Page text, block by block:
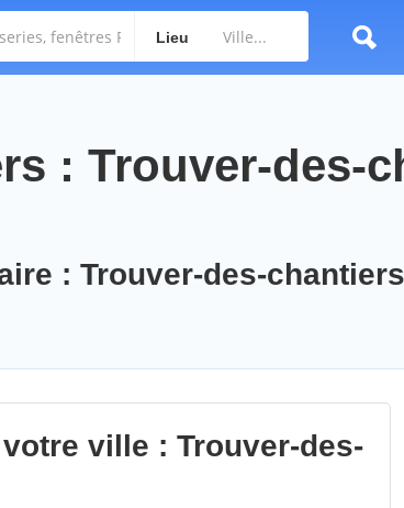
Lieu
: Trouver-des-
: Trouver-des-
ville : Trouver-des-